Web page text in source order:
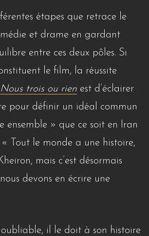
étapes que retrace le
et drame en gardant
entre ces deux pôles. Si
le film, la réussite
Nous trois ou rien est d’éclairer
pour définir un idéal commun
ensemble » que ce soit en Iran
Tout le monde a une histoire,
mais c’est désormais
devons en écrire une
il le doit à son histoire